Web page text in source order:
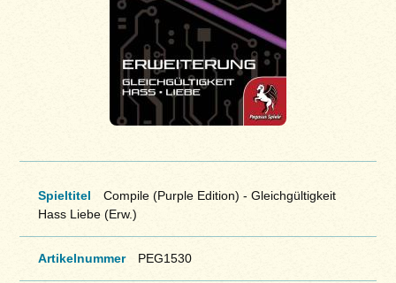
Spieltitel
Compile (Purple Edition) - Gleichgültigkeit
Hass Liebe (Erw.)
Artikelnummer PEG1530